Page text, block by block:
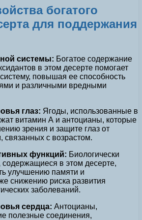
богатого
для поддержания
системы: Богатое содержание
в этом десерте помогает
повышая ее способность
и различными вредными
глаз: Ягоды, использованные в
витамин А и антоцианы, которые
зрения и защите глаз от
с возрастом.
функций: Биологически
в этом десерте,
улучшению памяти и
снижению риска развития
заболеваний.
сердца: Антоцианы,
полезные соединения,